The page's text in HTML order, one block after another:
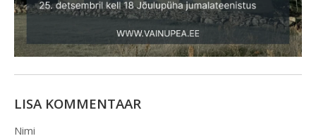
LISA KOMMENTAAR
Nimi